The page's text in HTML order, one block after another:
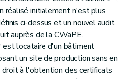
réalisé initialement n'est plus
ci-dessus et un nouvel audit
auprès de la CWaPE.
est locataire d'un bâtiment
un site de production sans en
à l'obtention des certificats